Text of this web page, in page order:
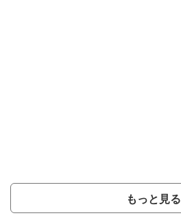
もっと見る